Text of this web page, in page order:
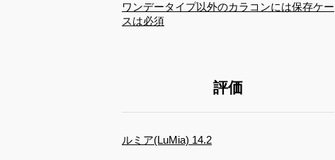
ワンデータイプ以外のカラコンには保存ケー
スは必須
評価
ルミア(LuMia) 14.2